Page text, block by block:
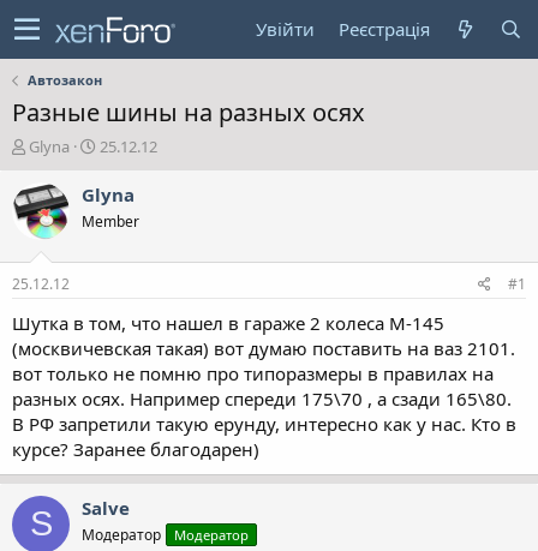
Увійти Реєстрація
Автозакон
Разные шины на разных осях
А
т
о
р
е
м
и
Glyna
Д
т
а
с
р
н
н
я
25.12.12
Glyna
Member
25.12.12 #1
Шутка в том, что нашел в гараже 2 колеса М-145
(москвичевская такая) вот думаю поставить на ваз 2101.
вот только не помню про типоразмеры в правилах на
разных осях. Например спереди 175\70 , а сзади 165\80.
В РФ запретили такую ерунду, интересно как у нас. Кто в
курсе? Заранее благодарен)
S Salve
Модератор Модератор